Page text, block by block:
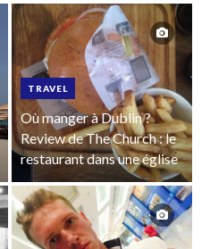
TRAVEL
Où manger à Dublin ?
Review de The Church : le
restaurant dans une église